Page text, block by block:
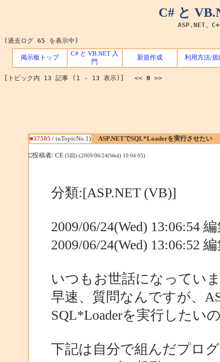
C# と
ASP.NET、
(過去ログ 65 を表示中)
掲示板トップ
C# と VB.NET 入
門
新規作成 利用方法/規
[トピック内 13 記事 (1 - 13 表示)] << 0 >>
■37505 / inTopicNo.1) ASP.NETでSQL*Loaderを実行させたい
□投稿者/ CE(5回)-(2009/06/24(Wed) 10:04:05)
分類:[ASP.NET (VB)]
2009/06/24(Wed) 13:06:54
2009/06/24(Wed) 13:06:52
いつもお世話になってい
早速、質問なんですが、
SQL*Loaderを実行したい
下記は自分で組んだプロ